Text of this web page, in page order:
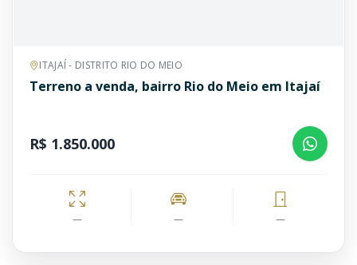
ITAJAÍ - DISTRITO RIO DO MEIO
Terreno a venda, bairro Rio do Meio em Itajaí
R$ 1.850.000
— — —